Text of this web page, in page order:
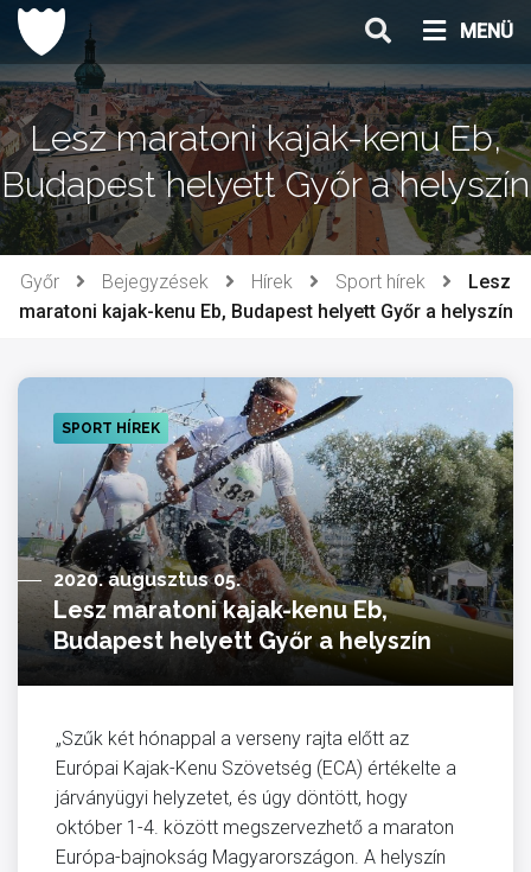
Ugrás
tartalomhoz
MENÜ
Lesz maratoni kajak-kenu Eb,
Budapest helyett Győr a helyszín
Győr Bejegyzések Hírek Sport hírek
Lesz
maratoni kajak-kenu Eb, Budapest helyett Győr a helyszín
SPORT HÍREK
2020. augusztus 05.
Lesz maratoni kajak-kenu Eb,
Budapest helyett Győr a helyszín
„Szűk két hónappal a verseny rajta előtt az
Európai Kajak-Kenu Szövetség (ECA) értékelte a
járványügyi helyzetet, és úgy döntött, hogy
október 1-4. között megszervezhető a maraton
Európa-bajnokság Magyarországon. A helyszín